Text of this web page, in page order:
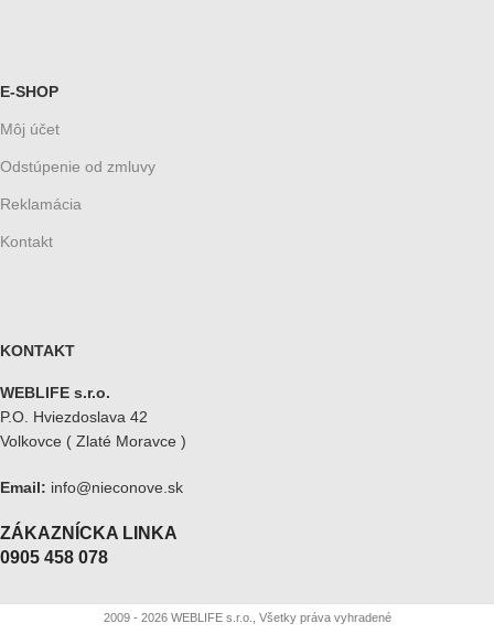
E-SHOP
Môj účet
Odstúpenie od zmluvy
Reklamácia
Kontakt
KONTAKT
WEBLIFE s.r.o.
P.O. Hviezdoslava 42
Volkovce ( Zlaté Moravce )
Email: info@nieconove.sk
ZÁKAZNÍCKA LINKA
0905 458 078
2009 - 2026 WEBLIFE s.r.o., Všetky práva vyhradené